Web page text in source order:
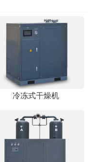
冷冻式干燥机